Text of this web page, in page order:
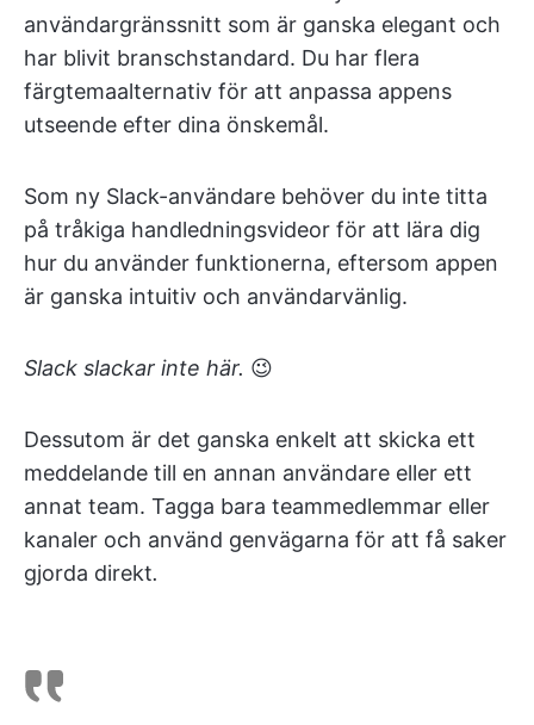
användargränssnitt som är ganska elegant och
har blivit branschstandard. Du har flera
färgtemaalternativ för att anpassa appens
utseende efter dina önskemål.
Som ny Slack-användare behöver du inte titta
på tråkiga handledningsvideor för att lära dig
hur du använder funktionerna, eftersom appen
är ganska intuitiv och användarvänlig.
Slack slackar inte här. 😉
Dessutom är det ganska enkelt att skicka ett
meddelande till en annan användare eller ett
annat team. Tagga bara teammedlemmar eller
kanaler och använd genvägarna för att få saker
gjorda direkt.